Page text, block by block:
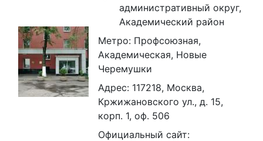
административный округ,
Академический район
Метро: Профсоюзная,
Академическая, Новые
Черемушки
Адрес: 117218, Москва,
Кржижановского ул., д. 15,
корп. 1, оф. 506
Официальный сайт: